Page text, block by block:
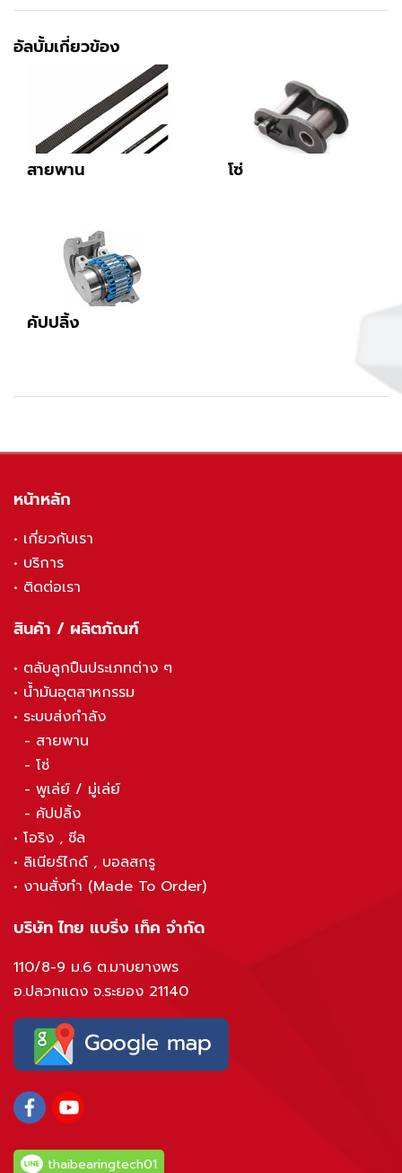
อัลบั้มเกี่ยวข้อง
สายพาน โซ่
คัปปลิ้ง
หน้าหลัก
• เกี่ยวกับเรา
• บริการ
• ติดต่อเรา
สินค้า / ผลิตภัณฑ์
• ตลับลูกปืนประเภทต่าง ๆ
• น้ำมันอุตสาหกรรม
• ระบบส่งกำลัง
- สายพาน
- โซ่
- พูเล่ย์ / มู่เล่ย์
- คัปปลิ้ง
• โอริง , ซีล
• ลิเนียร์ไกด์ , บอลสกรู
• งานสั่งทำ (Made To Order)
บริษัท ไทย แบริ่ง เท็ค จำกัด
110/8-9 ม.6 ต.มาบยางพร
อ.ปลวกแดง จ.ระยอง 21140
thaibearingtech01